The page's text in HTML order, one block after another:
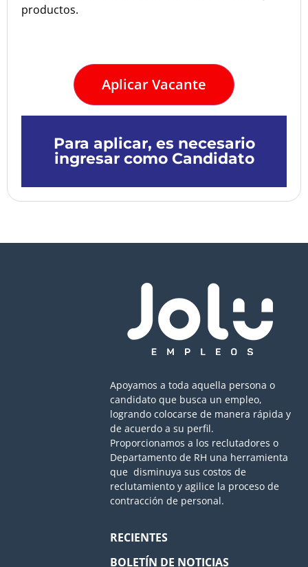
productos.
Aplicar Vacante
Para aplicar, es necesario
ingresar como Candidato
Apoyamos a toda aquella persona o
candidato que busca un empleo,
logrando colocarse de manera rápida y
de acuerdo a su perfil.
Proporcionamos a los reclutadores o
Departamento de RH una herramienta
que disminuya sus costos de
reclutamiento y agilice la proceso de
contracción de personal.
RECIENTES
BOLETÍN DE NOTICIAS